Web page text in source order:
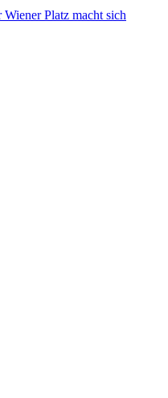
Platz macht sich